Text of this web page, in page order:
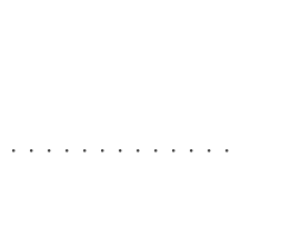
・・・・・・・・・・・・